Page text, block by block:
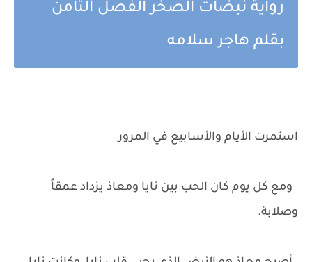
رواية نبضات الصخر الفصل الثامن
بقلم هاجر سلامه
استمرت الأيام والأسابيع في المرور
ومع كل يوم كان الحب بين نايا ومعاذ يزداد عمقاً
وصلابة.